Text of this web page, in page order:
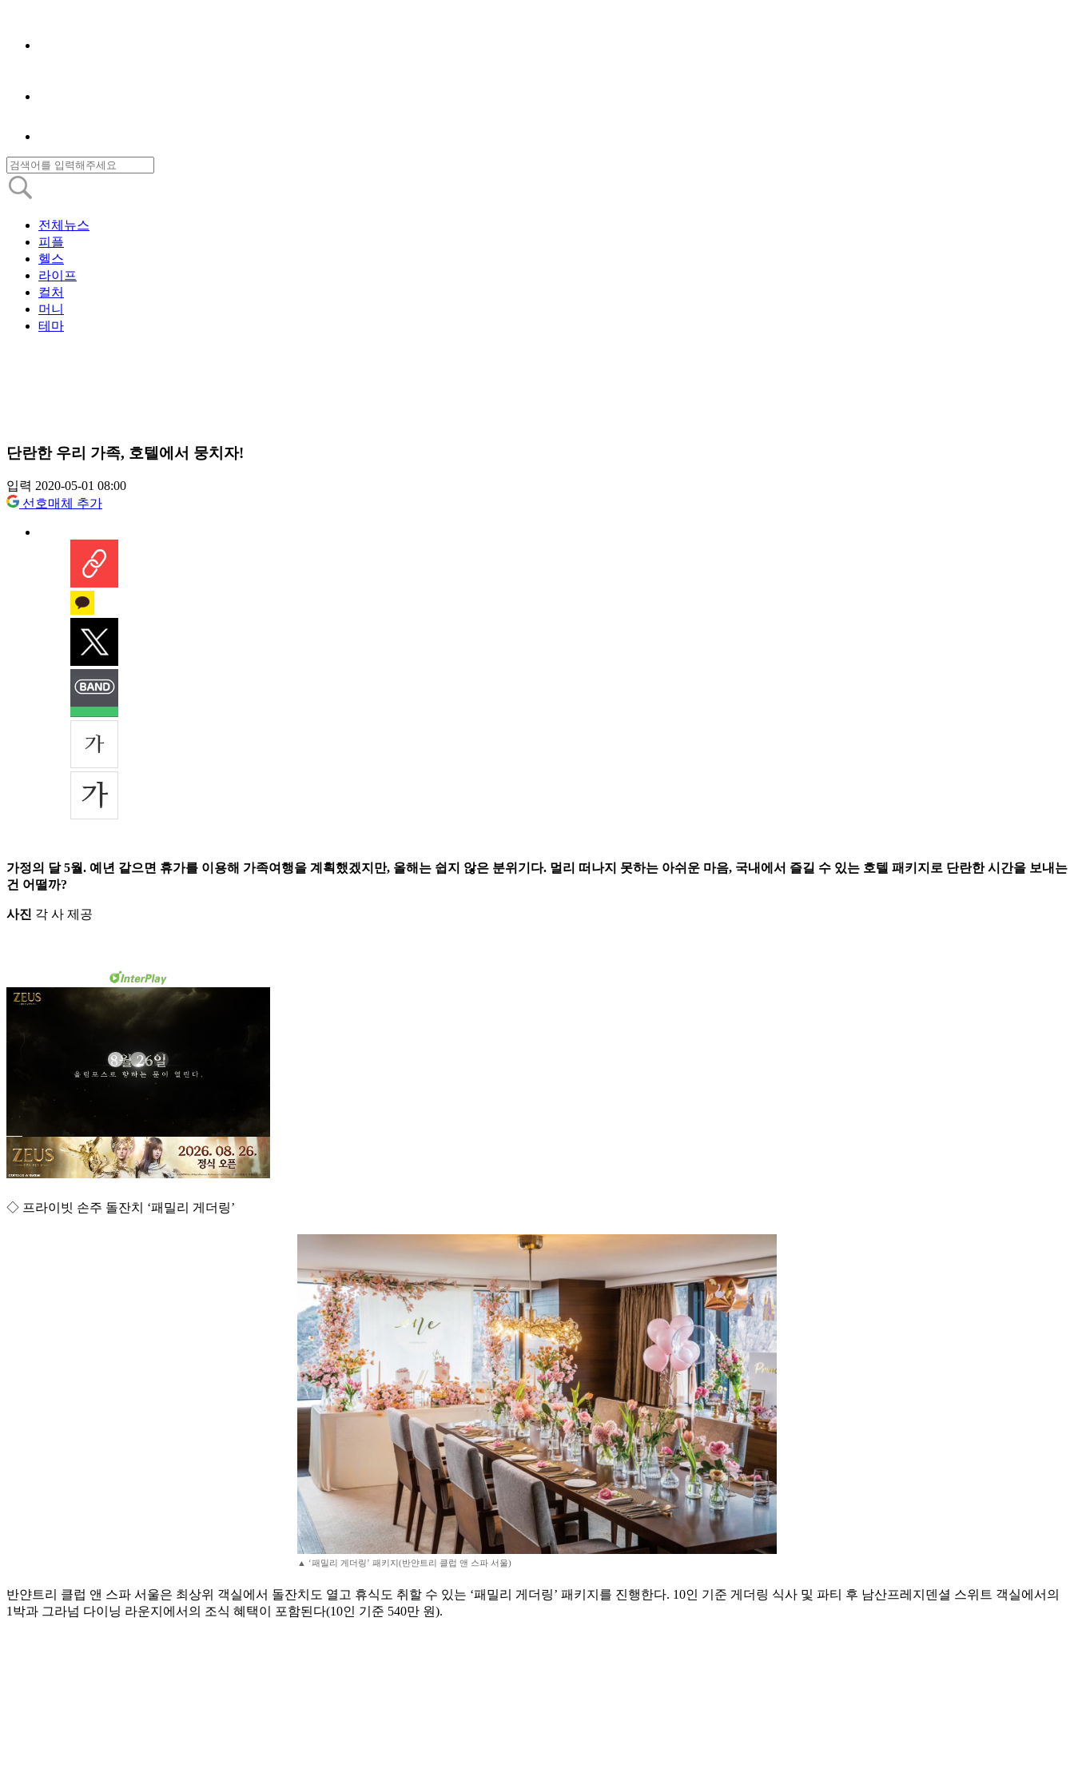
전체뉴스
피플
헬스
라이프
컬처
머니
테마
단란한 우리 가족, 호텔에서 뭉치자!
입력 2020-05-01 08:00
선호매체 추가
가정의 달 5월. 예년 같으면 휴가를 이용해 가족여행을 계획했겠지만, 올해는 쉽지 않은 분위기다. 멀리 떠나지 못하는 아쉬운 마음, 국내에서 즐길 수 있는 호텔 패키지로 단란한 시간을 보내는
건 어떨까?
사진 각 사 제공
◇ 프라이빗 손주 돌잔치 ‘패밀리 게더링’
▲ ‘패밀리 게더링’ 패키지(반얀트리 클럽 앤 스파 서울)
반얀트리 클럽 앤 스파 서울은 최상위 객실에서 돌잔치도 열고 휴식도 취할 수 있는 ‘패밀리 게더링’ 패키지를 진행한다. 10인 기준 게더링 식사 및 파티 후 남산프레지덴셜 스위트 객실에서의
1박과 그라넘 다이닝 라운지에서의 조식 혜택이 포함된다(10인 기준 540만 원).